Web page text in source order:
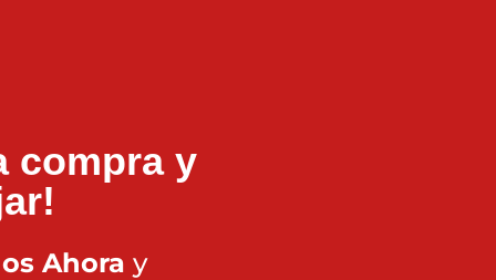
compra y
Ahora y